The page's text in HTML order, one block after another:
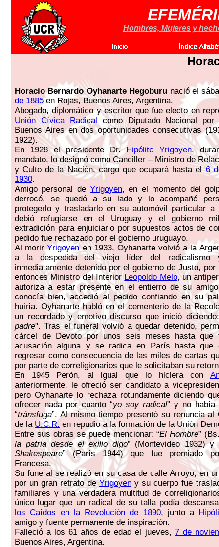
Hombres, Mujeres y
Horacio Bernardo Oyhanarte Hegoburu nació el
de 1885en Rojas, Buenos Aires, Argentina.
Abogado, diplomático y escritor que fue electo en
Unión Cívica Radical como Diputado Nacional
Buenos Aires en dos oportunidades consecutivas
1922).
En 1928 el presidente Dr.Hipólito Yrigoyen,
mandato, lo designó como Canciller – Ministro de
y Culto de la Nación, cargo que ocupará hasta el6
1930.
Amigo personal deYrigoyen, en el momento del
derrocó, se quedó a su lado y lo acompañó
protegerlo y trasladarlo en su automóvil particular a
debió refugiarse en el Uruguay y el gobierno
extradición para enjuiciarlo por supuestos actos de
pedido fue rechazado por el gobierno uruguayo.
Al morirYrigoyenen 1933, Oyhanarte volvió a la
a la despedida del viejo líder del
inmediatamente detenido por el gobierno de Justo,
entonces Ministro del Interior Leopoldo Melo, un
autoriza a estar presente en el entierro de su
conocía bien, accedió al pedido confiando en su
huiría. Oyhanarte habló en el cementerio de la
un recordado y emotivo discurso que inició
padre". Tras el funeral volvió a quedar detenido,
cárcel de Devoto por unos seis meses hasta que
acusación alguna y se radica en París hasta que
regresar como consecuencia de las miles de cartas
por parte de correligionarios que le solicitaban su
En 1945 Perón, al igual que lo hiciera con
anteriormente, le ofreció ser candidato a
pero Oyhanarte lo rechaza rotundamente diciendo
ofrecer nada por cuanto “yo soy radical” y no había
“tránsfuga”. Al mismo tiempo presentó su renuncia al
de la U.C.R. en repudio a la formación de la Unión
Entre sus obras se puede mencionar: “El Hombre”
la patria desde el exilio digo” (Montevideo 1932) y
Shakespeare” (París 1944) que fue premiado
Francesa.
Su funeral se realizó en su casa de calle Arroyo, en
por un gran retrato deYrigoyeny su cuerpo fue
familiares y una verdadera multitud de
único lugar que un radical de su talla podía
los Caídos en la Revolución de 1890, junto a
amigo y fuente permanente de inspiración.
Falleció a los 61 años de edad el jueves, 7 de
Buenos Aires, Argentina.